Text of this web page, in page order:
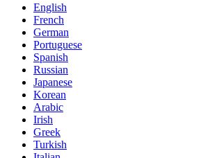
English
French
German
Portuguese
Spanish
Russian
Japanese
Korean
Arabic
Irish
Greek
Turkish